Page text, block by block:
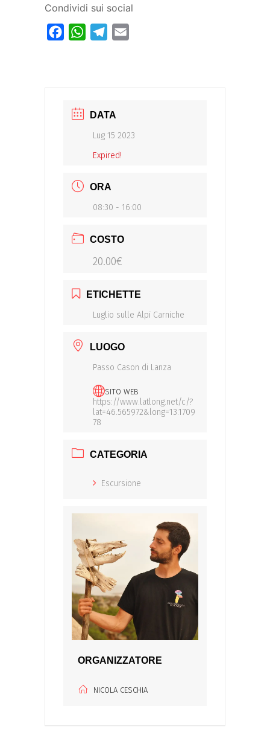
Condividi sui social
FacebookWhatsAppTelegram
DATA
Lug 15 2023
Expired!
ORA
08:30 - 16:00
COSTO
20.00€
ETICHETTE
Luglio sulle Alpi Carniche
LUOGO
Passo Cason di Lanza
SITO WEB
https://www.latlong.net/c/?
lat=46.565972&long=13.1709
78
CATEGORIA
Escursione
ORGANIZZATORE
NICOLA CESCHIA